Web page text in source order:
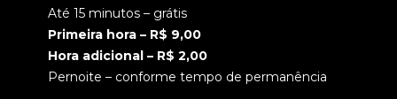
Até 15 minutos – grátis
Primeira hora – R$ 9,00
Hora adicional – R$ 2,00
Pernoite – conforme tempo de permanência